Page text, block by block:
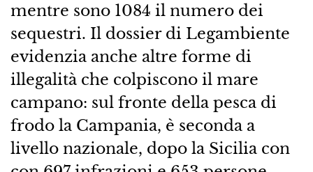
mentre sono 1084 il numero dei
sequestri. Il dossier di Legambiente
evidenzia anche altre forme di
illegalità che colpiscono il mare
campano: sul fronte della pesca di
frodo la Campania, è seconda a
livello nazionale, dopo la Sicilia con